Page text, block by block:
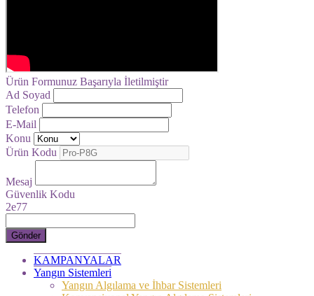
Ürün Formunuz Başarıyla İletilmiştir
Ad Soyad
Telefon
E-Mail
Konu
Ürün Kodu
Mesaj
Güvenlik Kodu
2e77
Gönder
KAMPANYALAR
Yangın Sistemleri
Yangın Algılama ve İhbar Sistemleri